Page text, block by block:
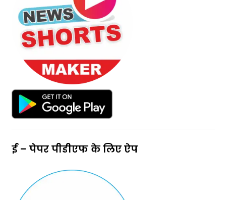
ई – पेपर पीडीएफ के लिए ऐप